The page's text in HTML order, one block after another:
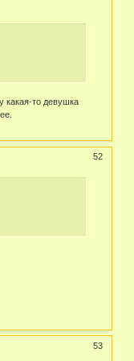
какая-то девушка
52
53